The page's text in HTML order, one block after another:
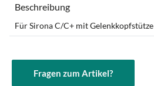
Beschreibung
Für Sirona C/C+ mit Gelenkkopfstütze
Fragen zum Artikel?